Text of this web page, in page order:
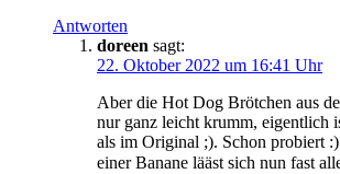
Antworten
doreen sagt:
22. Oktober 2022 um 16:41 Uhr
Aber die Hot Dog Brötchen aus
nur ganz leicht krumm, eigentlich
als im Original ;). Schon probiert
einer Banane lääst sich nun fast